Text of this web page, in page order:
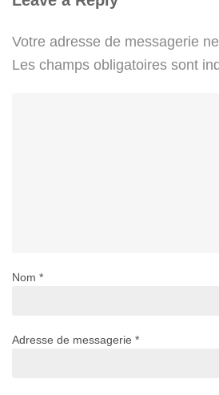
Votre adresse de messagerie
Les champs obligatoires sont
Nom *
Adresse de messagerie *